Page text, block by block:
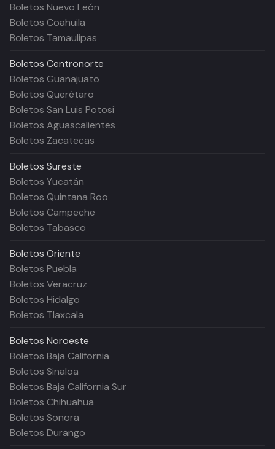
Boletos Nuevo León
Boletos Coahuila
Boletos Tamaulipas
Boletos Centronorte
Boletos Guanajuato
Boletos Querétaro
Boletos San Luis Potosí
Boletos Aguascalientes
Boletos Zacatecas
Boletos Sureste
Boletos Yucatán
Boletos Quintana Roo
Boletos Campeche
Boletos Tabasco
Boletos Oriente
Boletos Puebla
Boletos Veracruz
Boletos Hidalgo
Boletos Tlaxcala
Boletos Noroeste
Boletos Baja California
Boletos Sinaloa
Boletos Baja California Sur
Boletos Chihuahua
Boletos Sonora
Boletos Durango